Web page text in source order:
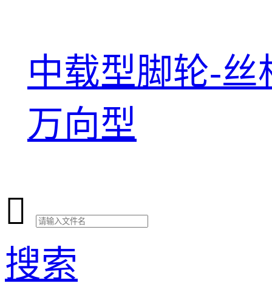
中载型脚轮-丝
万向型

搜索